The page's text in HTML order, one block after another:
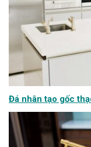
Đá nhân tạo gốc